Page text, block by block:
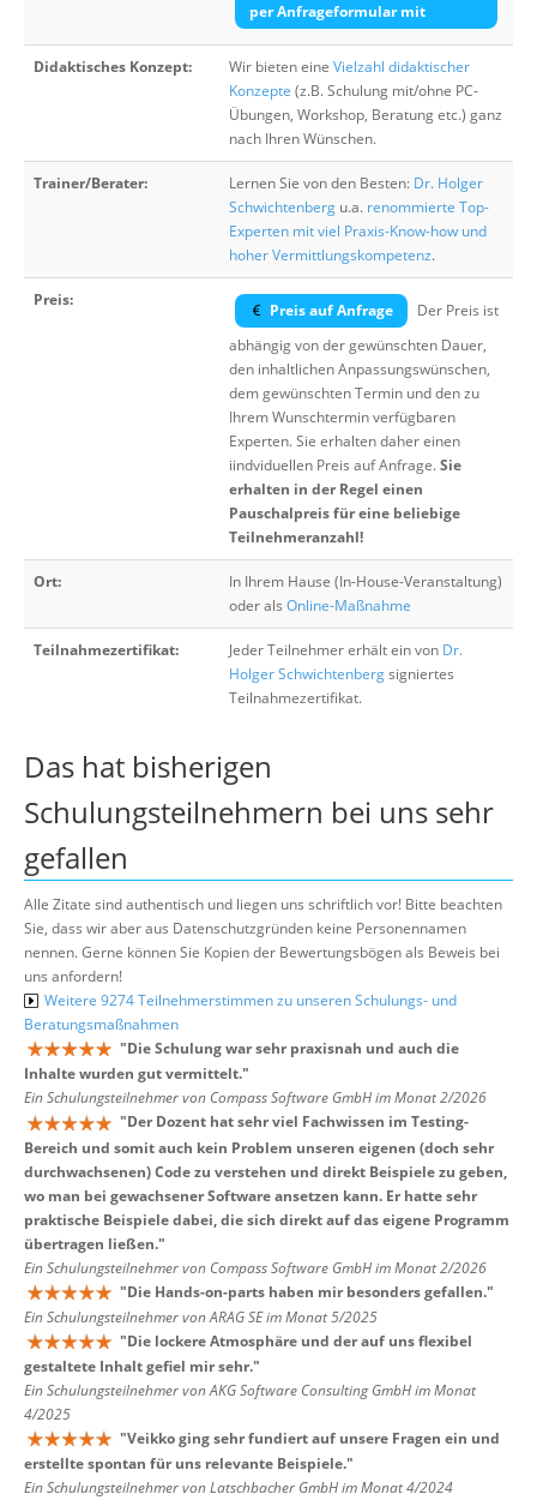
per Anfrageformular mit
Didaktisches Konzept: Wir bieten eine Vielzahl didaktischer
Konzepte (z.B. Schulung mit/ohne PC-
Übungen, Workshop, Beratung etc.) ganz
nach Ihren Wünschen.
Trainer/Berater: Lernen Sie von den Besten: Dr. Holger
Schwichtenberg u.a. renommierte Top-
Experten mit viel Praxis-Know-how und
hoher Vermittlungskompetenz.
Preis:
Preis auf Anfrage
Der Preis ist
abhängig von der gewünschten Dauer,
den inhaltlichen Anpassungswünschen,
dem gewünschten Termin und den zu
Ihrem Wunschtermin verfügbaren
Experten. Sie erhalten daher einen
iindviduellen Preis auf Anfrage.Sie
erhalten in der Regel einen
Pauschalpreis für eine beliebige
Teilnehmeranzahl!
Ort:
In Ihrem Hause (In-House-Veranstaltung)
oder als Online-Maßnahme
Teilnahmezertifikat: Jeder Teilnehmer erhält ein von Dr.
Holger Schwichtenbergsigniertes
Teilnahmezertifikat.
Das hat bisherigen
Schulungsteilnehmern bei uns sehr
gefallen
Alle Zitate sind authentisch und liegen uns schriftlich vor! Bitte beachten
Sie, dass wir aber aus Datenschutzgründen keine Personennamen
nennen. Gerne können Sie Kopien der Bewertungsbögen als Beweis bei
uns anfordern!
Weitere 9274 Teilnehmerstimmen zu unseren Schulungs- und
Beratungsmaßnahmen
"Die Schulung war sehr praxisnah und auch die
Inhalte wurden gut vermittelt."
Ein Schulungsteilnehmer von Compass Software GmbH im Monat 2/2026
"Der Dozent hat sehr viel Fachwissen im Testing-
Bereich und somit auch kein Problem unseren eigenen (doch sehr
durchwachsenen) Code zu verstehen und direkt Beispiele zu geben,
wo man bei gewachsener Software ansetzen kann. Er hatte sehr
praktische Beispiele dabei, die sich direkt auf das eigene Programm
übertragen ließen."
Ein Schulungsteilnehmer von Compass Software GmbH im Monat 2/2026
"Die Hands-on-parts haben mir besonders gefallen."
Ein Schulungsteilnehmer von ARAG SE im Monat 5/2025
"Die lockere Atmosphäre und der auf uns flexibel
gestaltete Inhalt gefiel mir sehr."
Ein Schulungsteilnehmer von AKG Software Consulting GmbH im Monat
4/2025
"Veikko ging sehr fundiert auf unsere Fragen ein und
erstellte spontan für uns relevante Beispiele."
Ein Schulungsteilnehmer von Latschbacher GmbH im Monat 4/2024